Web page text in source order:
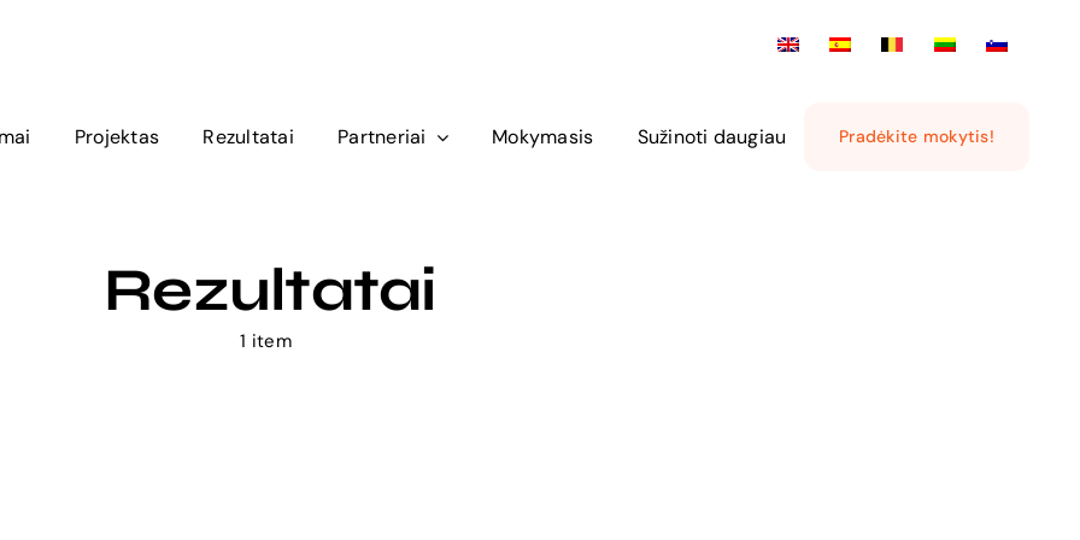
Projektas Rezultatai Partneriai Mokymasis Sužinoti daugiau Pradėkite mokytis!
Rezultatai
1 item